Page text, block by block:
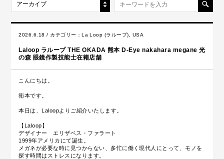
アーカイブ
2026.6.18 / カテゴリー：La Loop (ラループ) USA
Laloop ラループ THE OKADA 熊本 D-Eye nakahara megane 光
の森 眼鏡作製技能士在籍店舗
こんにちは。
衛本です。
本日は、Laloopよりご紹介いたします。
【Laloop】
デザイナー エリザベス・ファラート
1999年アメリカにて誕生。
メガネが必要な時に見つからない、多忙に働く現代人にとって、モノを
探す時間はストレスになります。